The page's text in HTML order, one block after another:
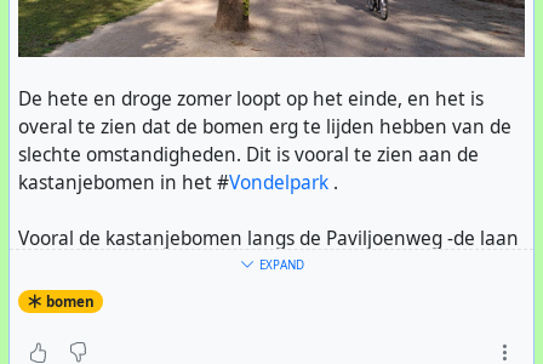
De hete en droge zomer loopt op het einde, en het is
overal te zien dat de bomen erg te lijden hebben van de
slechte omstandigheden. Dit is vooral te zien aan de
kastanjebomen in het #Vondelpark .
Vooral de kastanjebomen langs de Paviljoenweg -de laan
bij de Vondelstraat zijn er slecht aan toe. Op de foto zie je
dat er al twee omgehakt zijn, en twee zijn
EXPAND
bomen